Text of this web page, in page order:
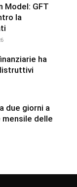
Model: GFT
la
ha
due giorni a
delle